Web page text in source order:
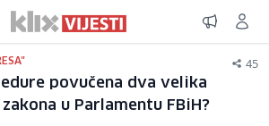
45
povučena dva velika
u Parlamentu FBiH?